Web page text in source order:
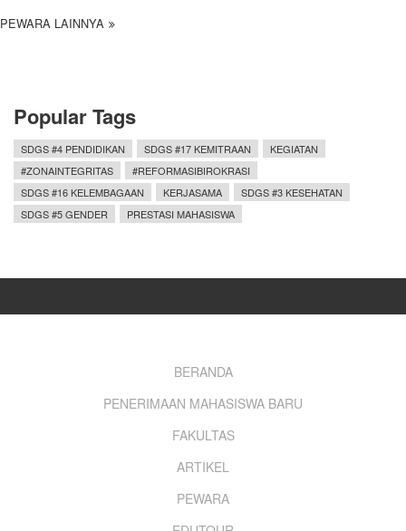
PEWARA LAINNYA
Popular Tags
SDGS #4 PENDIDIKAN SDGS #17 KEMITRAAN
KEGIATAN
#ZONAINTEGRITAS
#REFORMASIBIROKRASI
SDGS #16 KELEMBAGAAN
KERJASAMA
SDGS #3 KESEHATAN
SDGS #5 GENDER
PRESTASI MAHASISWA
BERANDA
PENERIMAAN MAHASISWA BARU
FAKULTAS
ARTIKEL
PEWARA